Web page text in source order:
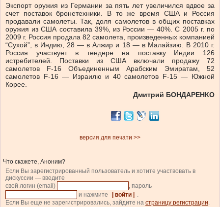
Экспорт оружия из Германии за пять лет увеличился вдвое за
счет поставок бронетехники. В то же время США и Россия
продавали самолеты. Так, доля самолетов в общих поставках
оружия из США составила 39%, из России — 40%. С 2005 г. по
2009 г. Россия продала 82 самолета, произведенных компанией
“Сухой”, в Индию, 28 — в Алжир и 18 — в Малайзию. В 2010 г.
Россия участвует в тендере на поставку Индии 126
истребителей. Поставки из США включали продажу 72
самолетов F-16 Объединенным Арабским Эмиратам, 52
самолетов F-16 — Израилю и 40 самолетов F-15 — Южной
Корее.
Дмитрий БОНДАРЕНКО
версия для печати >>
Что скажете, Аноним?
Если Вы зарегистрированный пользователь и хотите участвовать в
дискуссии — введите
свой логин (email)
, пароль
и нажмите
| войти |
.
Если Вы еще не зарегистрировались, зайдите на страницу регистрации.